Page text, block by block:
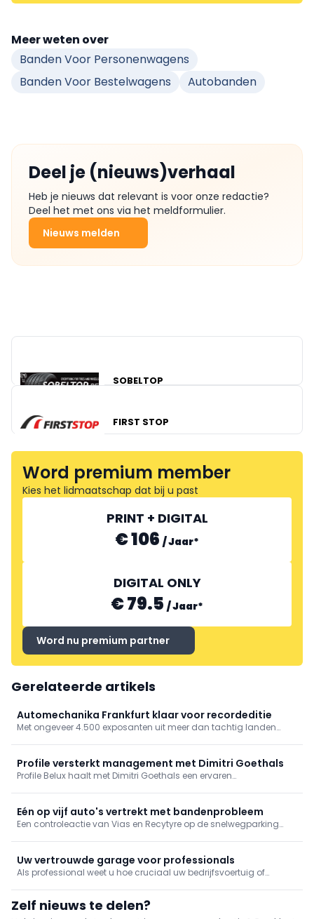
Meer weten over
Banden Voor Personenwagens
Banden Voor Bestelwagens
Autobanden
Deel je (nieuws)verhaal
Heb je nieuws dat relevant is voor onze redactie?
Deel het met ons via het meldformulier.
Nieuws melden
SOBELTOP
FIRST STOP
Word premium member
Kies het lidmaatschap dat bij u past
PRINT + DIGITAL
€ 106 /Jaar*
DIGITAL ONLY
€ 79.5 /Jaar*
Word nu premium partner
Gerelateerde artikels
Automechanika Frankfurt klaar voor recordeditie
Met ongeveer 4.500 exposanten uit meer dan tachtig landen
digitalisering, opleiding en remanufacturing staan centraal
tijdens de editie van 2026.
Profile versterkt management met Dimitri Goethals
Profile Belux haalt met Dimitri Goethals een ervaren
van het Belgische franchisenetwerk.
Eén op vijf auto's vertrekt met bandenprobleem
Een controleactie van Vias en Recytyre op de snelwegparking
bandenspanning een vaak voorkomend aandachtspunt.
Uw vertrouwde garage voor professionals
Als professional weet u hoe cruciaal uw bedrijfsvoertuig of
dan 110 onafhankelijke garages in België biedt AutoFirst een
Zelf nieuws te delen?